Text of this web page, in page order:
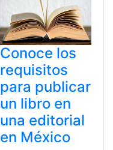
Conoce los
requisitos
para publicar
un libro en
una editorial
en México